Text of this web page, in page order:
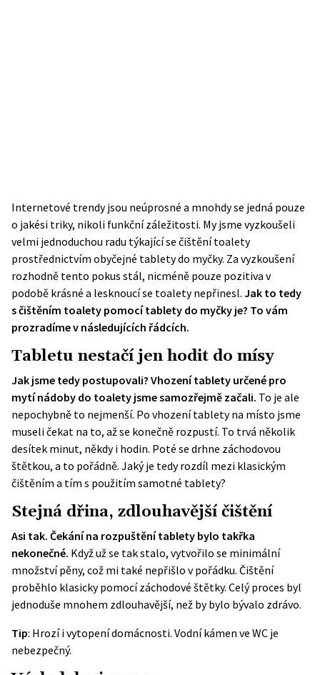
Internetové trendy jsou neúprosné a mnohdy se jedná pouze
o jakési triky, nikoli funkční záležitosti. My jsme vyzkoušeli
velmi jednoduchou radu týkající se čištění toalety
prostřednictvím obyčejné tablety do myčky. Za vyzkoušení
rozhodně tento pokus stál, nicméně pouze pozitiva v
podobě krásné a lesknoucí se toalety nepřinesl. Jak to tedy
s čištěním toalety pomocí tablety do myčky je? To vám
prozradíme v následujících řádcích.
Tabletu nestačí jen hodit do mísy
Jak jsme tedy postupovali? Vhození tablety určené pro
mytí nádoby do toalety jsme samozřejmě začali. To je ale
nepochybně to nejmenší. Po vhození tablety na místo jsme
museli čekat na to, až se konečně rozpustí. To trvá několik
desítek minut, někdy i hodin. Poté se drhne záchodovou
štětkou, a to pořádně. Jaký je tedy rozdíl mezi klasickým
čištěním a tím s použitím samotné tablety?
Stejná dřina, zdlouhavější čištění
Asi tak. Čekání na rozpuštění tablety bylo takřka
nekonečné. Když už se tak stalo, vytvořilo se minimální
množství pěny, což mi také nepřišlo v pořádku. Čištění
proběhlo klasicky pomocí záchodové štětky. Celý proces byl
jednoduše mnohem zdlouhavější, než by bylo bývalo zdrávo.
Tip: Hrozí i vytopení domácnosti. Vodní kámen ve WC je
nebezpečný.